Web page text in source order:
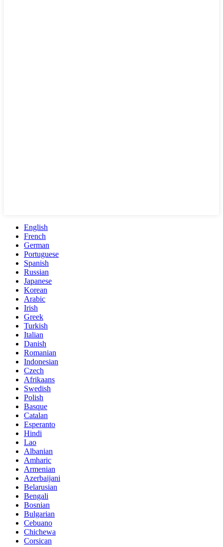
English
French
German
Portuguese
Spanish
Russian
Japanese
Korean
Arabic
Irish
Greek
Turkish
Italian
Danish
Romanian
Indonesian
Czech
Afrikaans
Swedish
Polish
Basque
Catalan
Esperanto
Hindi
Lao
Albanian
Amharic
Armenian
Azerbaijani
Belarusian
Bengali
Bosnian
Bulgarian
Cebuano
Chichewa
Corsican